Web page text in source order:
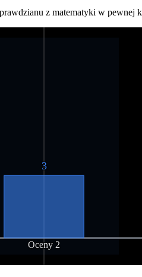
z matematyki w pewnej
3
Oceny 2